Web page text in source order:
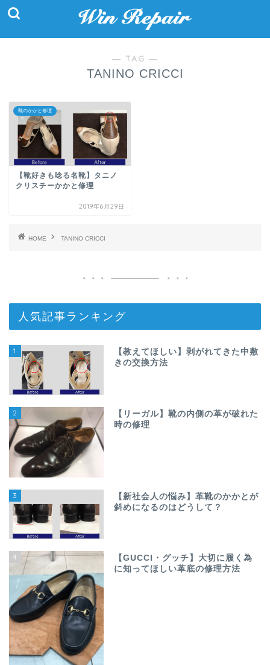
― TAG ―
TANINO CRICCI
靴のかかと修理
【靴好きも唸る名靴】タニノ
クリスチーかかと修理
2019年6月29日
HOME TANINO CRICCI
人気記事ランキング
1
【教えてほしい】剥がれてきた中敷
きの交換方法
2
【リーガル】靴の内側の革が破れた
時の修理
3
【新社会人の悩み】革靴のかかとが
斜めになるのはどうして？
4
【GUCCI・グッチ】大切に履く為
に知ってほしい革底の修理方法